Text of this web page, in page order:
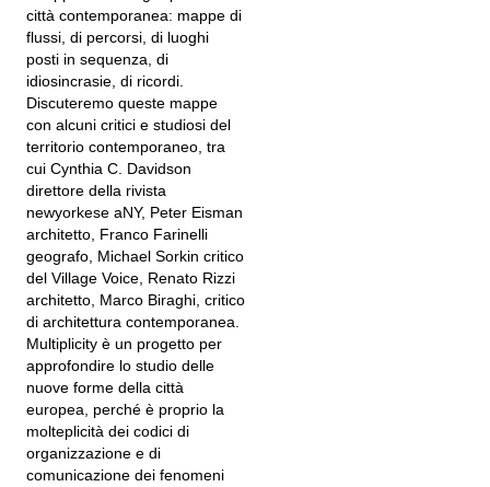
città contemporanea: mappe di
flussi, di percorsi, di luoghi
posti in sequenza, di
idiosincrasie, di ricordi.
Discuteremo queste mappe
con alcuni critici e studiosi del
territorio contemporaneo, tra
cui Cynthia C. Davidson
direttore della rivista
newyorkese aNY, Peter Eisman
architetto, Franco Farinelli
geografo, Michael Sorkin critico
del Village Voice, Renato Rizzi
architetto, Marco Biraghi, critico
di architettura contemporanea.
Multiplicity è un progetto per
approfondire lo studio delle
nuove forme della città
europea, perché è proprio la
molteplicità dei codici di
organizzazione e di
comunicazione dei fenomeni